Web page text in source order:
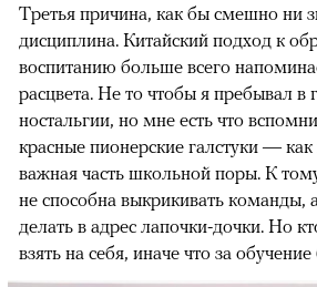
Третья причина, как бы смешно ни
дисциплина. Китайский подход к
воспитанию больше всего
расцвета. Не то чтобы я пребывал в
ностальгии, но мне есть что
красные пионерские галстуки —
важная часть школьной поры. К
не способна выкрикивать команды,
делать в адрес лапочки-дочки. Но
взять на себя, иначе что за обучение